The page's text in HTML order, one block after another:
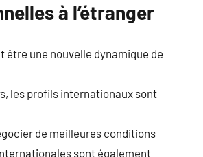
à l’étranger
être une nouvelle dynamique de
les profils internationaux sont
de meilleures conditions
sont également